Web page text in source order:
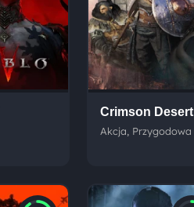
Crimson Desert
Akcja, Przygodowa